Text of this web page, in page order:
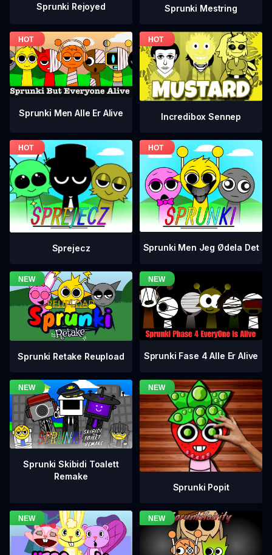
Sprunki Rejoyed Sprunki Mestring
Sprunki Men Alle Er Alive Incredibox Sennep
Sprejecz Sprunki Men Jeg Ødela Det
Sprunki Retake Reupload Sprunki Fase 4 Alle Er Alive
Sprunki Skibidi Toalett
Remake
Sprunki Popit